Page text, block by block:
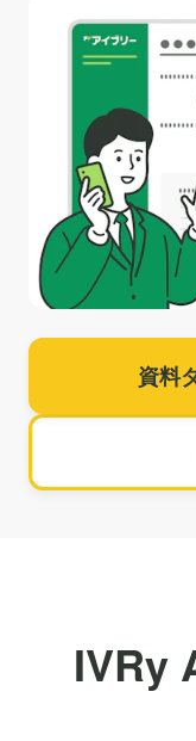
資料
IVRy